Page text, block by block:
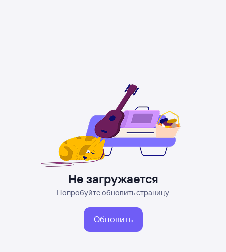
Не загружается
Попробуйте обновить страницу
Обновить